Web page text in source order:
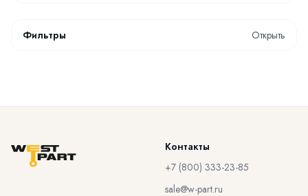
Фильтры Открыть
Контакты
+7 (800) 333-23-85
sale@w-part.ru